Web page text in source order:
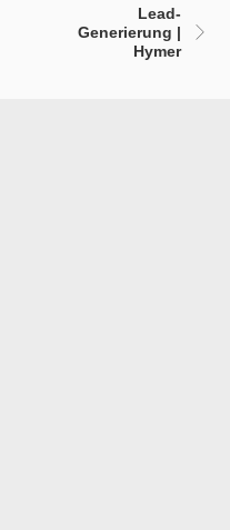
Lead-
Generierung |
Hymer